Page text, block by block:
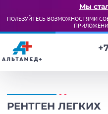
Мы
ПОЛЬЗУЙТЕСЬ ВОЗМОЖНОСТЯМИ
РЕНТГЕН ЛЕГКИХ